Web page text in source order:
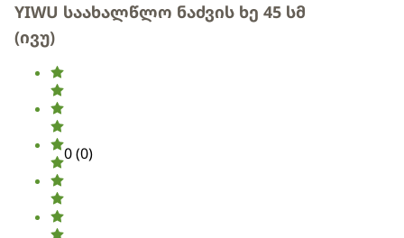
YIWU საახალწლო ნაძვის ხე 45 სმ
(ივუ)
0(0)